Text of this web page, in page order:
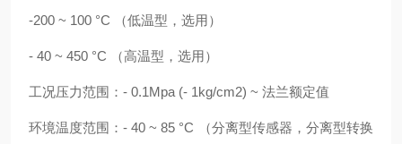
-200 ~ 100 °C （低温型，选用）
- 40 ~ 450 °C （高温型，选用）
工况压力范围：- 0.1Mpa (- 1kg/cm2) ~ 法兰额定值
环境温度范围：- 40 ~ 85 °C （分离型传感器，分离型转换